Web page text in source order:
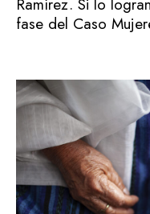
Ramírez. Si lo
fase del Caso